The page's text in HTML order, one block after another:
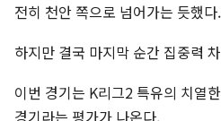
전히 천안 쪽으로 넘어가는 듯했다.
하지만 결국 마지막 순간 집중력
이번 경기는 K리그2 특유의 치열